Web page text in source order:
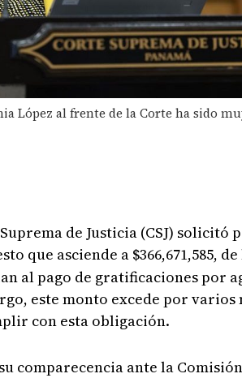
López al frente de la Corte ha sido
de Justicia (CSJ) solicitó
que asciende a $366,671,585,
al pago de gratificaciones por
este monto excede por
con esta obligación.
comparecencia ante la